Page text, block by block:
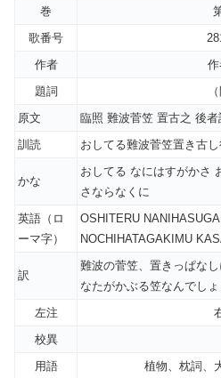
巻
歌番号
作者
題詞
原文
臨照 難波菅笠 置古之 後者
訓読
おしてる難波菅笠置き古
かな
おしてる なにはすがかさ
さならなくに
英語（ロ
ーマ字）
OSHITERU
NOCHIHATAGAKIMU
訳
難波の菅笠、置きっぱな
なたがかぶる笠なんでしょ
左注
校異
用語
植物、枕詞、